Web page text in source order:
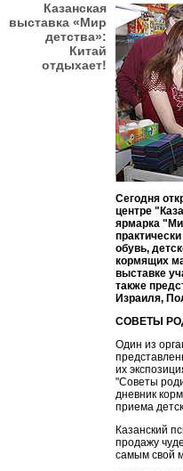
Казанская
выставка «Мир
детства»:
Китай
отдыхает!
Сегодня
центре
ярмарка
обувь,
кормящих
выставке
также
Израиля,
СОВЕТЫ
Один из
их
"Советы
дневник
приема
Казанский
продажу
самым свой